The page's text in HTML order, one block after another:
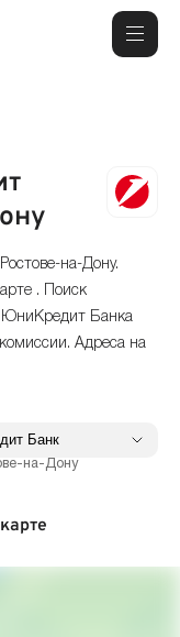
на-Дону.
. Поиск
ЮниКредит Банка
Адреса на
на-Дону